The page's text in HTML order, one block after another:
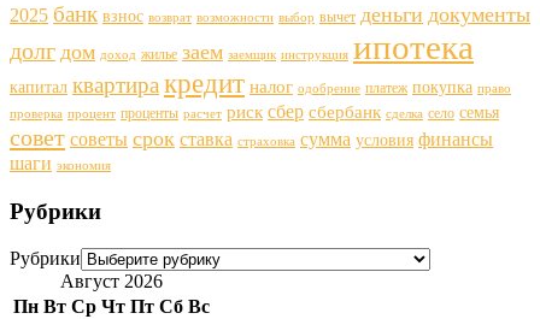
2025 банк взнос возврат возможности выбор вычет деньги документы
долг дом доход жилье заем заемщик инструкция ипотека
капитал квартира кредит налог одобрение платеж покупка право
проверка процент проценты расчет риск сбер сбербанк сделка село семья
совет советы срок ставка страховка сумма условия финансы
шаги экономия
Рубрики
Рубрики
Август 2026
Пн Вт Ср Чт Пт Сб Вс